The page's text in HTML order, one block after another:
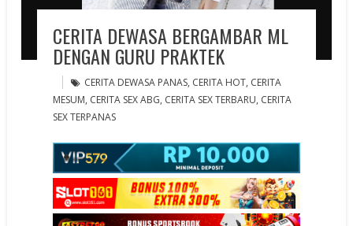
CERITA DEWASA BERGAMBAR ML
DENGAN GURU PRAKTEK
CERITA DEWASA PANAS, CERITA HOT, CERITA
MESUM, CERITA SEX ABG, CERITA SEX TERBARU, CERITA
SEX TERPANAS